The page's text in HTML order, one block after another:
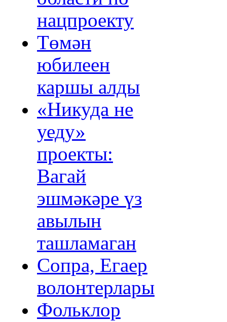
нацпроекту
Төмән
юбилеен
каршы алды
«Никуда не
уеду»
проекты:
Вагай
эшмәкәре үз
авылын
ташламаган
Сопра, Егаер
волонтерлары
Фольклор